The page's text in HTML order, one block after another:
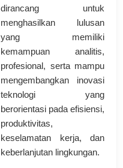
dirancang untuk
menghasilkan lulusan
yang memiliki
kemampuan analitis,
profesional, serta mampu
mengembangkan inovasi
teknologi yang
berorientasi pada efisiensi,
produktivitas,
keselamatan kerja, dan
keberlanjutan lingkungan.